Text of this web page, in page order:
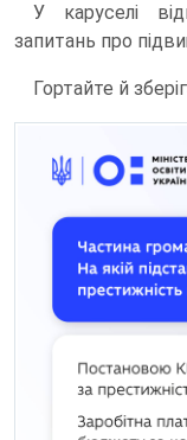
У каруселі
запитань про
Гортайте й